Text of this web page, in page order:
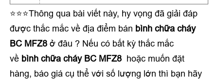
⭐⭐⭐Thông qua bài viết này, hy vọng đã giải đáp
được thắc mắc về địa điểm bán bình chữa cháy
BC MFZ8 ở đâu ? Nếu có bất kỳ thắc mắc
về bình chữa cháy​​​​​​​ BC MFZ8 hoặc muốn đặt
hàng, báo giá cụ thể với số lượng lớn thì bạn hãy